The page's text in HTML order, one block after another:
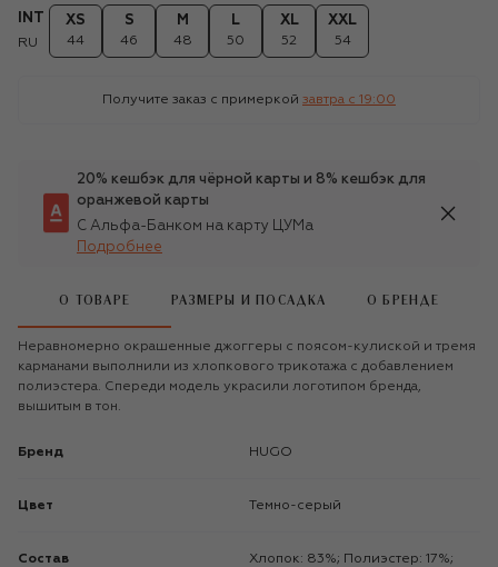
INT
RU
XS
44
S
46
M
48
L
50
XL
52
XXL
54
Получите заказ с примеркой завтра c 19:00
20% кешбэк для чёрной карты и 8% кешбэк для
оранжевой карты
С Альфа-Банком на карту ЦУМа
Подробнее
О ТОВАРЕ РАЗМЕРЫ И ПОСАДКА О БРЕНДЕ
Неравномерно окрашенные джоггеры с поясом-кулиской и тремя
карманами выполнили из хлопкового трикотажа с добавлением
полиэстера. Спереди модель украсили логотипом бренда,
вышитым в тон.
Бренд HUGO
Цвет Темно-серый
Состав Хлопок: 83%; Полиэстер: 17%;